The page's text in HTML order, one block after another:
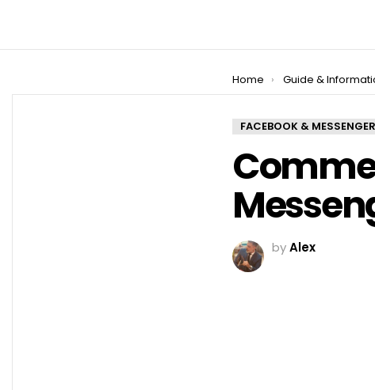
You are here:
Home Guide &
FACEBOOK & MESSENGER
byAlex